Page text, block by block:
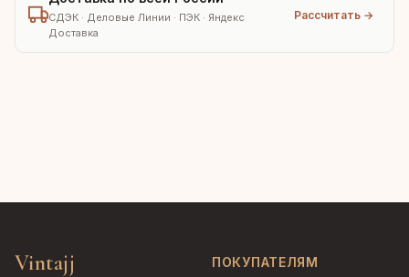
СДЭК · Деловые Линии · ПЭК · Яндекс
Доставка
Рассчитать →
Vintajj ПОКУПАТЕЛЯМ